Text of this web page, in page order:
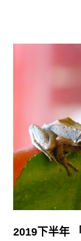
2019下半年